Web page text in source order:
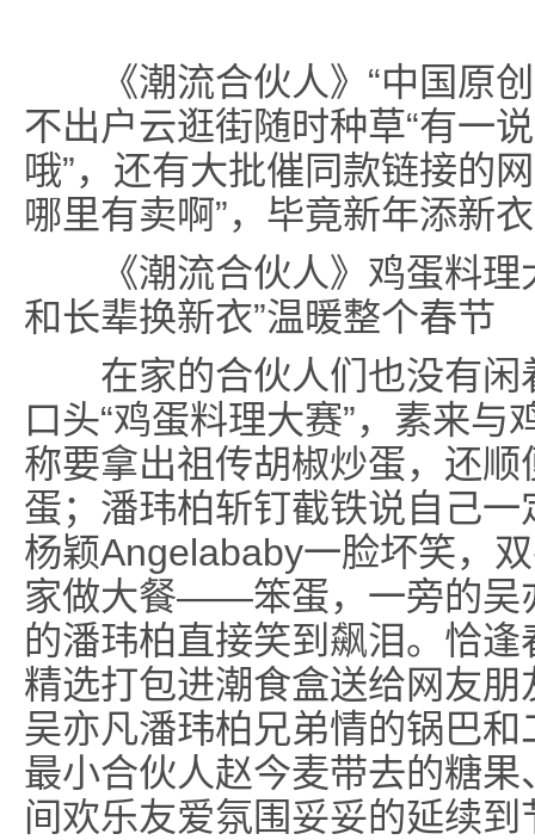
《潮流合伙人》“中国原创
不出户云逛街随时种草“有一
哦”，还有大批催同款链接的
哪里有卖啊”，毕竟新年添新
《潮流合伙人》鸡蛋料理
和长辈换新衣”温暖整个春节
在家的合伙人们也没有闲
口头“鸡蛋料理大赛”，素来
称要拿出祖传胡椒炒蛋，还
蛋；潘玮柏斩钉截铁说自己
杨颖Angelababy一脸坏笑，
家做大餐——笨蛋，一旁的吴
的潘玮柏直接笑到飙泪。恰
精选打包进潮食盒送给网友
吴亦凡潘玮柏兄弟情的锅巴
最小合伙人赵今麦带去的糖果
间欢乐友爱氛围妥妥的延续到